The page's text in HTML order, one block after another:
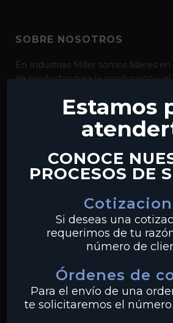
SOBRE NOSOTROS
En Industrias Miller somos líderes
de productos para la conducción y
como bridas, válvulas, tubería y
carbón, acero inoxidable y pvc. Con
nuestros centros en Monterrey y
realizamos envíos a clientes en todo
PRODUCTOS
Tuberías
Bridas
PVC
Estamos
CONOCE
PROCESOS DE
Si deseas una
requerimos de tu
número de
Órdenes de
Para el envío de una
te solicitaremos el